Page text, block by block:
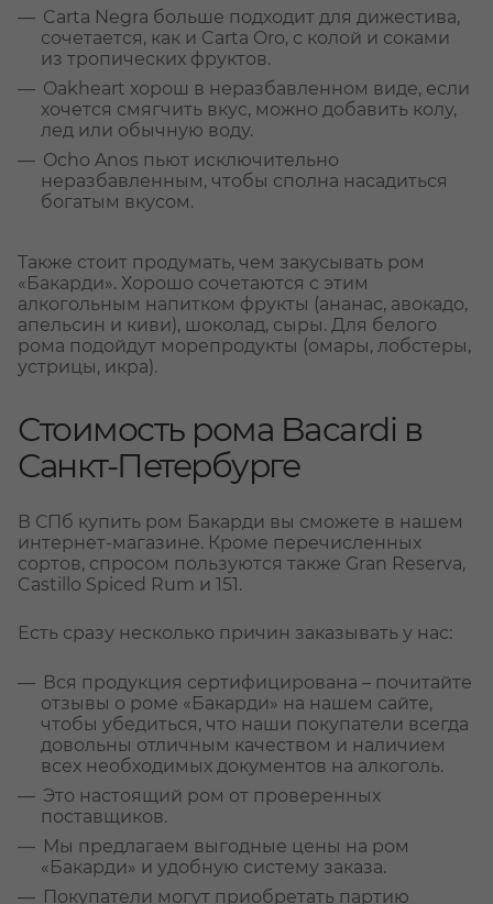
Carta Negra больше подходит для дижестива,
сочетается, как и Carta Oro, с колой и соками
из тропических фруктов.
Oakheart хорош в неразбавленном виде, если
хочется смягчить вкус, можно добавить колу,
лед или обычную воду.
Ocho Anos пьют исключительно
неразбавленным, чтобы сполна насадиться
богатым вкусом.
Также стоит продумать, чем закусывать ром
«Бакарди». Хорошо сочетаются с этим
алкогольным напитком фрукты (ананас, авокадо,
апельсин и киви), шоколад, сыры. Для белого
рома подойдут морепродукты (омары, лобстеры,
устрицы, икра).
Стоимость рома Bacardi в
Санкт-Петербурге
В СПб купить ром Бакарди вы сможете в нашем
интернет-магазине. Кроме перечисленных
сортов, спросом пользуются также Gran Reserva,
Castillo Spiced Rum и 151.
Есть сразу несколько причин заказывать у нас:
Вся продукция сертифицирована – почитайте
отзывы о роме «Бакарди» на нашем сайте,
чтобы убедиться, что наши покупатели всегда
довольны отличным качеством и наличием
всех необходимых документов на алкоголь.
Это настоящий ром от проверенных
поставщиков.
Мы предлагаем выгодные цены на ром
«Бакарди» и удобную систему заказа.
Покупатели могут приобретать партию